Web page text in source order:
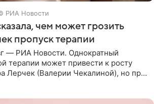
РИА Новости
чем может грозить
пропуск терапии
— РИА Новости. Однократный
терапии может привести к росту
Лерчек (Валерии Чекалиной), но при